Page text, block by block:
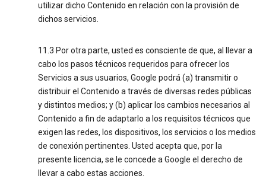
utilizar dicho Contenido en relación con la provisión de
dichos servicios.
11.3 Por otra parte, usted es consciente de que, al llevar a
cabo los pasos técnicos requeridos para ofrecer los
Servicios a sus usuarios, Google podrá (a) transmitir o
distribuir el Contenido a través de diversas redes públicas
y distintos medios; y (b) aplicar los cambios necesarios al
Contenido a fin de adaptarlo a los requisitos técnicos que
exigen las redes, los dispositivos, los servicios o los medios
de conexión pertinentes. Usted acepta que, por la
presente licencia, se le concede a Google el derecho de
llevar a cabo estas acciones.